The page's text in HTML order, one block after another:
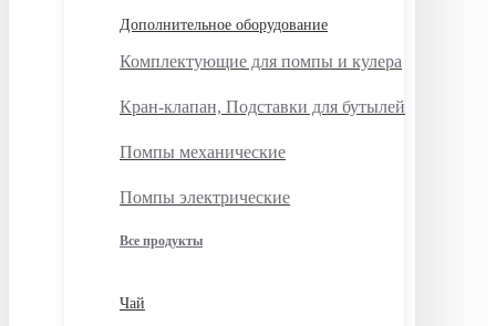
Дополнительное оборудование
Комплектующие для помпы и кулера
Кран-клапан, Подставки для бутылей
Помпы механические
Помпы электрические
Все продукты
Чай